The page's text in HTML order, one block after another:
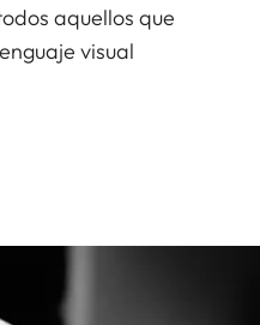
aquellos que
visual